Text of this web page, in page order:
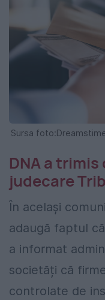
Sursa
DNA a
judecare
În același
adaugă faptul
a informat
societăți că
controlate de